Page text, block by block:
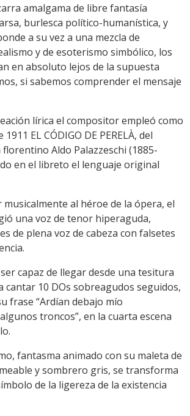
amalgama de libre fantasía
burlesca político-humanística, y
a su vez a una mezcla de
y de esoterismo simbólico, los
en absoluto lejos de la supuesta
si sabemos comprender el mensaje
lírica el compositor empleó como
EL CÓDIGO DE PERELÀ, del
Aldo Palazzeschi (1885-
en el libreto el lenguaje original
al héroe de la ópera, el
una voz de tenor hiperaguda,
de plena voz de cabeza con falsetes
capaz de llegar desde una tesitura
cantar 10 DOs sobreagudos seguidos,
frase “Ardían debajo mío
troncos”, en la cuarta escena
fantasma animado con su maleta de
y sombrero gris, se transforma
de la ligereza de la existencia